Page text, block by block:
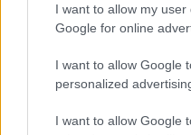
I want to allow my
Google for online
I want to allow Google
personalized
I want to allow Google
Megérkezett
pénzt